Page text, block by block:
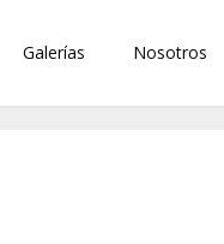
Galerías Nosotros